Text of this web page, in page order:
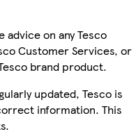
advice on any Tesco
Customer Services, or
brand product.
updated, Tesco is
information. This